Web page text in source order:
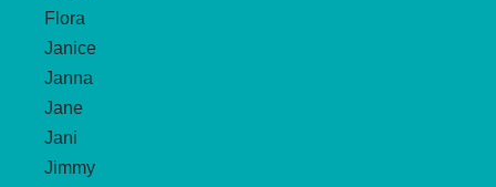
Flora
Janice
Janna
Jane
Jani
Jimmy